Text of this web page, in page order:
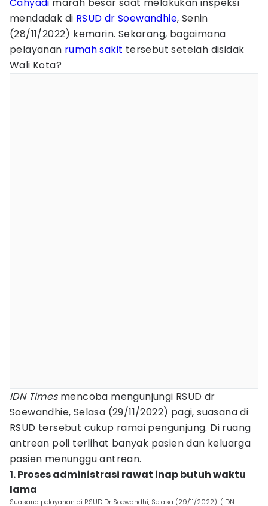
mendadak di RSUD dr Soewandhie, Senin
(28/11/2022) kemarin. Sekarang, bagaimana
pelayanan rumah sakit tersebut setelah disidak
Wali Kota?
IDN Timesmencoba mengunjungi RSUD dr
Soewandhie, Selasa (29/11/2022) pagi, suasana di
RSUD tersebut cukup ramai pengunjung. Di ruang
antrean poli terlihat banyak pasien dan keluarga
pasien menunggu antrean.
1. Proses administrasi rawat inap butuh waktu
lama
Suasana pelayanan di RSUD Dr Soewandhi, Selasa (29/11/2022). (IDN